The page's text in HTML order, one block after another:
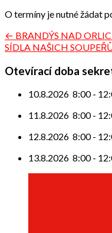
O termíny je nutné žádat
Navigace
pro
příspěvek
← BRANDÝS NAD
SÍDLA NAŠICH
Otevírací doba
10.8.2026 8:00-
11.8.2026 8:00-
12.8.2026 8:00-
13.8.2026 8:00-